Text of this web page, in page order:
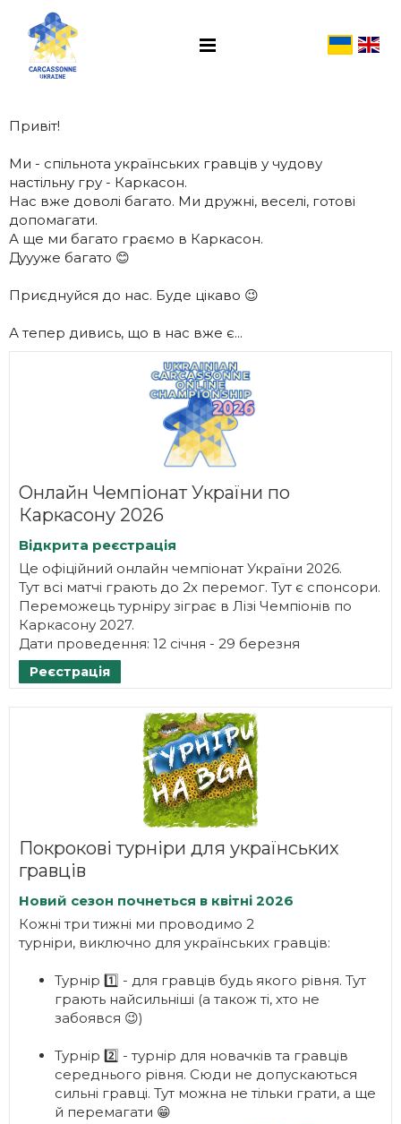
Привіт!
Ми - спільнота українських гравців у чудову
настільну гру - Каркасон.
Нас вже доволі багато. Ми дружні, веселі, готові
допомагати.
А ще ми багато граємо в Каркасон.
Дуууже багато 😊
Приєднуйся до нас. Буде цікаво 😉
А тепер дивись, що в нас вже є...
Онлайн Чемпіонат України по
Каркасону 2026
Відкрита реєстрація
Це офіційний онлайн чемпіонат України 2026.
Тут всі матчі грають до 2х перемог. Тут є спонсори.
Переможець турніру зіграє в Лізі Чемпіонів по
Каркасону 2027.
Дати проведення: 12 січня - 29 березня
Реєстрація
Покрокові турніри для українських
гравців
Новий сезон почнеться в квітні 2026
Кожні три тижні ми проводимо 2
турніри, виключно для українських гравців:
Турнір 1️⃣ - для гравців будь якого рівня. Тут
грають найсильніші (а також ті, хто не
забоявся 😉)
Турнір 2️⃣ - турнір для новачків та гравців
середнього рівня. Сюди не допускаються
сильні гравці. Тут можна не тільки грати, а ще
й перемагати 😁